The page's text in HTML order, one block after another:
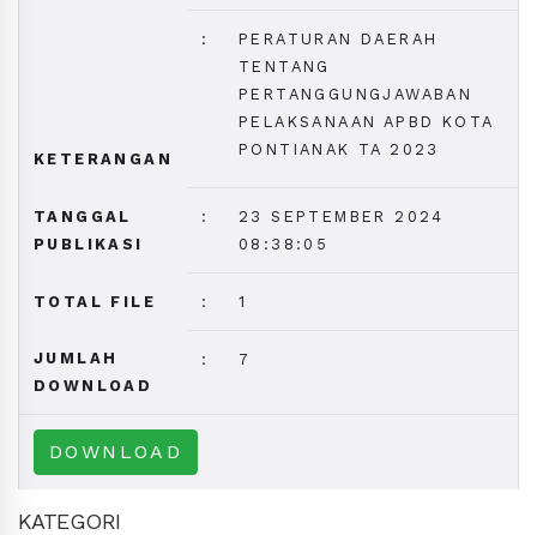
KETERANGAN
:
PERATURAN DAERAH
TENTANG
PERTANGGUNGJAWABAN
PELAKSANAAN APBD KOTA
PONTIANAK TA 2023
TANGGAL
PUBLIKASI
:
23 SEPTEMBER 2024
08:38:05
TOTAL FILE : 1
JUMLAH
DOWNLOAD
: 7
DOWNLOAD
KATEGORI